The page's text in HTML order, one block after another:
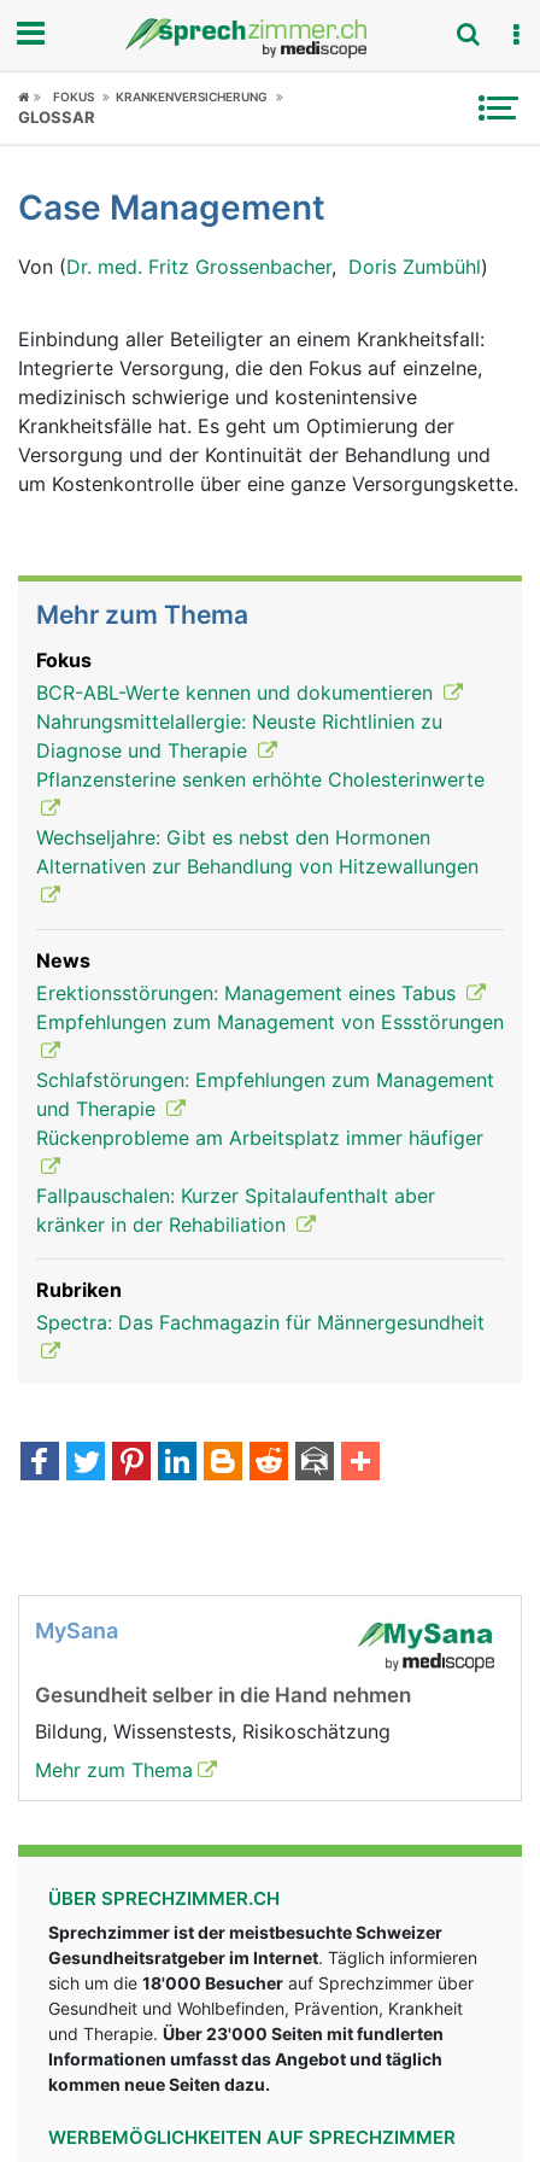
Fokus
Symptome
Untersuchungen
News
Ratgeber
Rubriken
FOKUS KRANKENVERSICHERUNG
GLOSSAR
Case Management
Von (Dr. med. Fritz Grossenbacher, Doris Zumbühl)
Einbindung aller Beteiligter an einem Krankheitsfall:
Integrierte Versorgung, die den Fokus auf einzelne,
medizinisch schwierige und kostenintensive
Krankheitsfälle hat. Es geht um Optimierung der
Versorgung und der Kontinuität der Behandlung und
um Kostenkontrolle über eine ganze Versorgungskette.
Mehr zum Thema
Fokus
BCR-ABL-Werte kennen und dokumentieren
Nahrungsmittelallergie: Neuste Richtlinien zu
Diagnose und Therapie
Pflanzensterine senken erhöhte Cholesterinwerte
Wechseljahre: Gibt es nebst den Hormonen
Alternativen zur Behandlung von Hitzewallungen
News
Erektionsstörungen: Management eines Tabus
Empfehlungen zum Management von Essstörungen
Schlafstörungen: Empfehlungen zum Management
und Therapie
Rückenprobleme am Arbeitsplatz immer häufiger
Fallpauschalen: Kurzer Spitalaufenthalt aber
kränker in der Rehabiliation
Rubriken
Spectra: Das Fachmagazin für Männergesundheit
MySana
Gesundheit selber in die Hand nehmen
Bildung, Wissenstests, Risikoschätzung
Mehr zum Thema
ÜBER SPRECHZIMMER.CH
Sprechzimmer ist der meistbesuchte Schweizer
Gesundheitsratgeber im Internet. Täglich informieren
sich um die 18'000 Besucher auf Sprechzimmer über
Gesundheit und Wohlbefinden, Prävention, Krankheit
und Therapie. Über 23'000 Seiten mit fundlerten
Informationen umfasst das Angebot und täglich
kommen neue Seiten dazu.
WERBEMÖGLICHKEITEN AUF SPRECHZIMMER